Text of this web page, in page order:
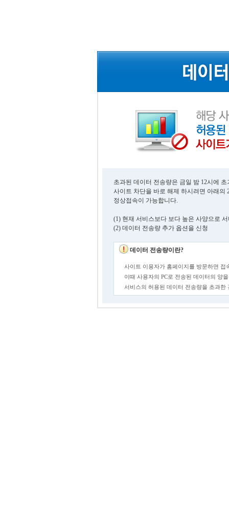
초과된 데이터 전송량은 금일 밤 12시에
사이트 차단을 바로 해제 하시려면 아래의
정상접속이 가능합니다.
(1) 현재 서비스보다 보다 높은 사양으로
(2) 데이터 전송량 추가 옵션을 신청
데이터 전송량이란?
사이트 이용자가 홈페이지를 방문하면 접
이때 사용자의 PC로 전송된 데이터의 양
서비스의 허용된 데이터 전송량을 초과